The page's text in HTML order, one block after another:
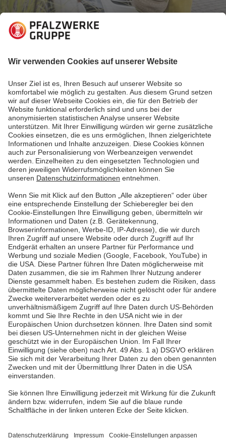
24.06.2019
Mit Elektrofahrzeug unterwegs
Das Fahren mit Elektroauto ist umweltfreundlich und
macht einfach Spaß“, sagt Heinz Klages. Doch wie
sieht es mit der Reichweite und dem öffentlichen
Ladenetz aus? Die Familie hat ihre eigenen
Erfahrungen gemacht.
Mehr lesen
Mehr lesen
Pfalzwerke
Über uns & Autoren
Datenschutz
Impressum
Barrierefreiheit
Wir sind die Pfalzwerke: